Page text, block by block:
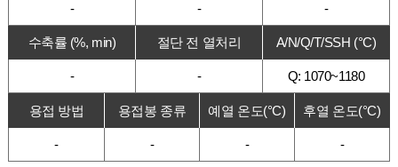
- - -
수축률 (%, min) 절단 전 열처리 A/N/Q/T/SSH (°C)
- - Q: 1070~1180
용접 방법 용접봉 종류 예열 온도(°C) 후열 온도(°C)
- - - -